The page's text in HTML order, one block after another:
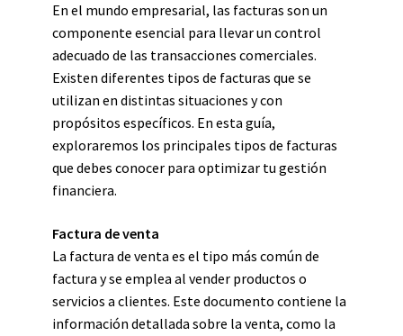
En el mundo empresarial, las facturas son un
componente esencial para llevar un control
adecuado de las transacciones comerciales.
Existen diferentes tipos de facturas que se
utilizan en distintas situaciones y con
propósitos específicos. En esta guía,
exploraremos los principales tipos de facturas
que debes conocer para optimizar tu gestión
financiera.
Factura de venta
La factura de venta es el tipo más común de
factura y se emplea al vender productos o
servicios a clientes. Este documento contiene la
información detallada sobre la venta, como la